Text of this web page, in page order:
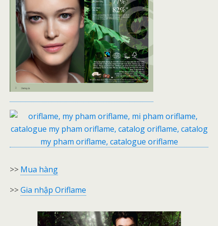
>> Mua hàng
>>Gia nhập Oriflame